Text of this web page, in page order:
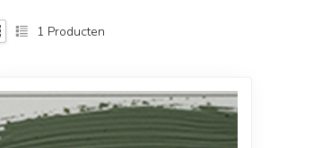
1 Producten